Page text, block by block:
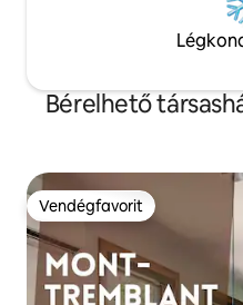
Bérelhető
Vendégfavorit
Vendégfavorit